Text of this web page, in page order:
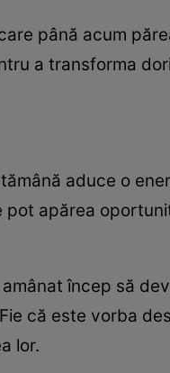
până acum
a transforma
aduce o
pot apărea
încep să
că este vorba
lor.